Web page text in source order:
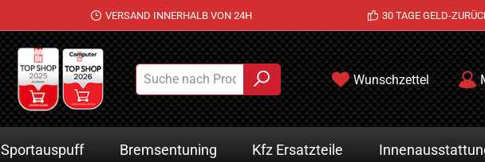
VERSAND INNERHALB VON 24H 30 TAGE GELD-
Wunschzettel
Sportauspuff Bremsentuning Kfz Ersatzteile